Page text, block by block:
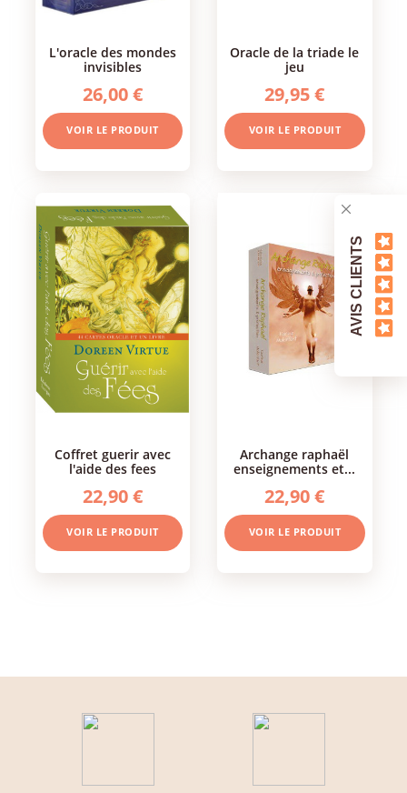
l'oracle des mondes
invisibles
26,00 €
VOIR LE PRODUIT
oracle de la triade le
jeu
29,95 €
VOIR LE PRODUIT
coffret guerir avec
l'aide des fees
22,90 €
VOIR LE PRODUIT
archange raphaël
enseignements et...
22,90 €
VOIR LE PRODUIT
AVIS CLIENTS